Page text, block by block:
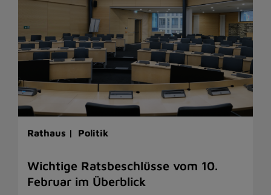
Rathaus | Politik
Wichtige Ratsbeschlüsse vom 10.
Februar im Überblick